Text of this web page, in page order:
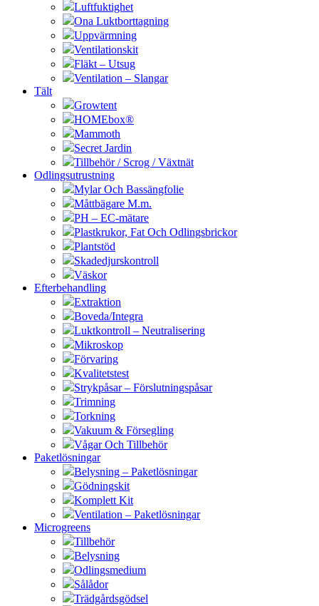
Luftfuktighet
Ona Luktborttagning
Uppvärmning
Ventilationskit
Fläkt – Utsug
Ventilation – Slangar
Tält
Growtent
HOMEbox®
Mammoth
Secret Jardin
Tillbehör / Scrog / Växtnät
Odlingsutrustning
Mylar Och Bassängfolie
Måttbägare M.m.
PH – EC-mätare
Plastkrukor, Fat Och Odlingsbrickor
Plantstöd
Skadedjurskontroll
Väskor
Efterbehandling
Extraktion
Boveda/Integra
Luktkontroll – Neutralisering
Mikroskop
Förvaring
Kvalitetstest
Strykpåsar – Förslutningspåsar
Trimning
Torkning
Vakuum & Försegling
Vågar Och Tillbehör
Paketlösningar
Belysning – Paketlösningar
Gödningskit
Komplett Kit
Ventilation – Paketlösningar
Microgreens
Tillbehör
Belysning
Odlingsmedium
Sålådor
Trädgårdsgödsel